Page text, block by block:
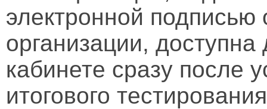
электронной подписью
организации,
кабинете сразу после
итогового